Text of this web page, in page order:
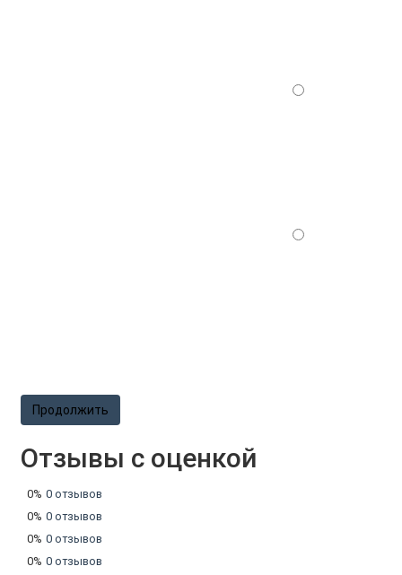
Продолжить
Отзывы с оценкой
0% 0 отзывов
0% 0 отзывов
0% 0 отзывов
0% 0 отзывов